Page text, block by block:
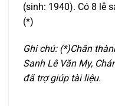
(sinh: 1940). Có 8 lễ
(*)
Ghi chú: (*)Chân
Sanh Lê Văn My,
đã trợ giúp tài liệu.